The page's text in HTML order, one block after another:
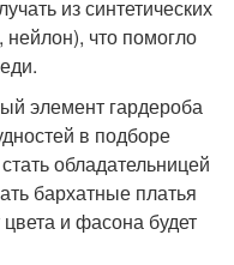
из синтетических
нейлон), что помогло
элемент гардероба
в подборе
обладательницей
бархатные платья
и фасона будет